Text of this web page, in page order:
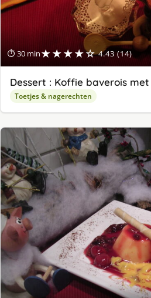
⏱ 30 min★★★★☆ 4.43 (14)
Dessert : Koffie baverois
Toetjes & nagerechten